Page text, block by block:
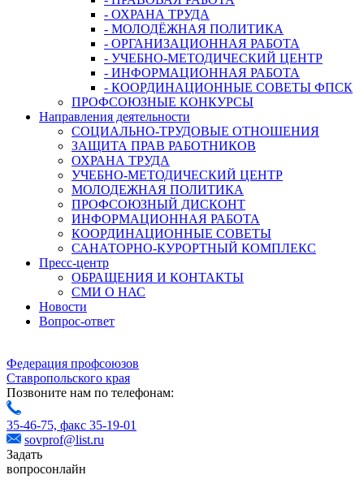
- ОХРАНА ТРУДА
- МОЛОДЁЖНАЯ ПОЛИТИКА
- ОРГАНИЗАЦИОННАЯ РАБОТА
- УЧЕБНО-МЕТОДИЧЕСКИЙ ЦЕНТР
- ИНФОРМАЦИОННАЯ РАБОТА
- КООРДИНАЦИОННЫЕ СОВЕТЫ ФПСК
ПРОФСОЮЗНЫЕ КОНКУРСЫ
Направления деятельности
СОЦИАЛЬНО-ТРУДОВЫЕ ОТНОШЕНИЯ
ЗАЩИТА ПРАВ РАБОТНИКОВ
ОХРАНА ТРУДА
УЧЕБНО-МЕТОДИЧЕСКИЙ ЦЕНТР
МОЛОДЕЖНАЯ ПОЛИТИКА
ПРОФСОЮЗНЫЙ ДИСКОНТ
ИНФОРМАЦИОННАЯ РАБОТА
КООРДИНАЦИОННЫЕ СОВЕТЫ
САНАТОРНО-КУРОРТНЫЙ КОМПЛЕКС
Пресс-центр
ОБРАЩЕНИЯ И КОНТАКТЫ
СМИ О НАС
Новости
Вопрос-ответ
Федерация профсоюзов
Ставропольского края
Позвоните нам по телефонам:
35-46-75, факс 35-19-01
sovprof@list.ru
Задать
вопросонлайн